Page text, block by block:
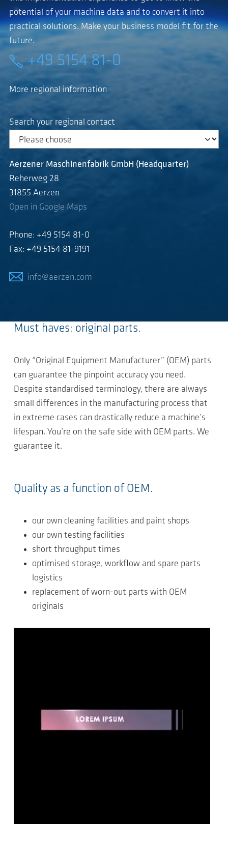
potential of your machine data and to convert it into
practical solutions. Make your business model fit for the
future.
+49 5154 81-0
More regional information
Search your regional contact
Aerzener Maschinenfabrik GmbH (Headquarter)
Reherweg 28
31855 Aerzen
Open in Google Maps
Phone: +49 5154 81-0
Fax: +49 5154 81-9191
info@aerzen.com
Must haves: original parts.
Only “Original Equipment Manufacturer” (OEM) parts
can guarantee the pinpoint accuracy you need.
Despite standardised terminology, there are always
small differences in the manufacturing process that
in extreme cases can drastically reduce a machine’s
lifespan. You’re on the safe side with OEM parts. We
guarantee it.
Quality as a function of OEM.
our own cleaning facilities and paint shops
our own testing facilities
short throughput times
optimised storage, workflow and spare parts
logistics
replacement of worn-out parts with OEM
originals